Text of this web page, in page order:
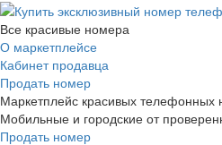
Все красивые номера
О маркетплейсе
Кабинет продавца
Продать номер
Маркетплейс красивых телефонных
Мобильные и городские от
Продать номер